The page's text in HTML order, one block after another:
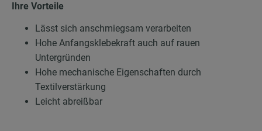
Ihre Vorteile
Lässt sich anschmiegsam verarbeiten
Hohe Anfangsklebekraft auch auf rauen
Untergründen
Hohe mechanische Eigenschaften durch
Textilverstärkung
Leicht abreißbar